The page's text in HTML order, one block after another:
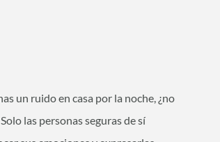
un ruido en casa por la noche, ¿no
las personas seguras de sí